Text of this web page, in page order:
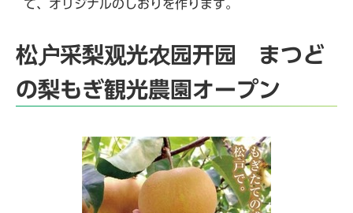
て、オリジナルのしおりを作ります。
松户采梨观光农园开园 まつど
の梨もぎ観光農園オープン